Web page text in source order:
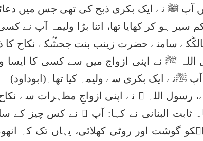
آپ ﷺ نے ایک بکری ذبح کی تھی جس میں
ہو کر کھایا تھا، اتنا بڑا ولیمہ آپ نے
سامنے حضرت زینب بنت جحشؓکے نکاح کا
اللہ ﷺ نے اپنی ازواج میں سے کسی کا ایسا
ﷺنے ایک بکری سے ولیمہ کیا تھا۔(ابوداود)
اللہ ﷺ نے اپنی ازواجِ مطہرات سے
ثابت البنانی نے کہا: آپ ﷺ نے کس چیز کے
گوشت اور روٹی کھلائی، یہاں تک کہ